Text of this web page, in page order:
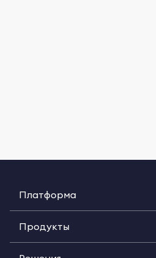
Платформа
Продукты